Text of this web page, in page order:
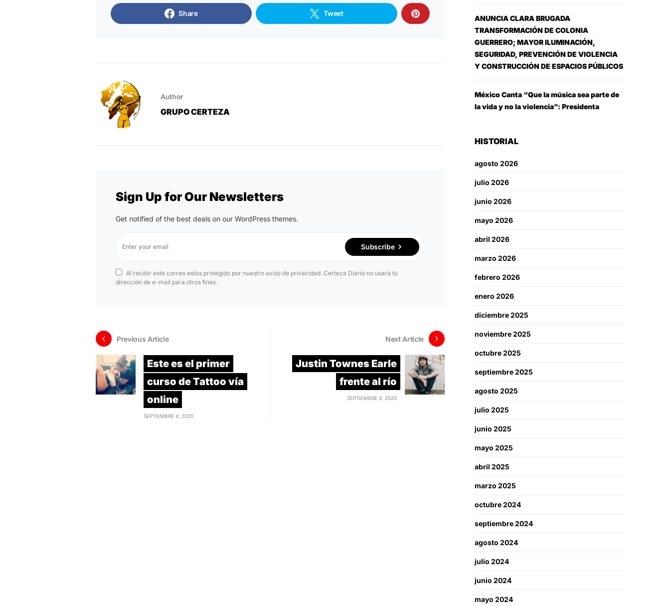
Share Tweet
Author
GRUPO CERTEZA
Sign Up for Our Newsletters
Get notified of the best deals on our WordPress themes.
Subscribe
Al recibir este correo estás protegido por nuestro aviso de privacidad. Certeza Diario no usará tu
dirección de e-mail para otros fines.
Previous Article
Este es el primer
curso de Tattoo vía
online
SEPTIEMBRE 4, 2020
Next Article
Justin Townes Earle
frente al río
SEPTIEMBRE 4, 2020
ANUNCIA CLARA BRUGADA
TRANSFORMACIÓN DE COLONIA
GUERRERO; MAYOR ILUMINACIÓN,
SEGURIDAD, PREVENCIÓN DE VIOLENCIA
Y CONSTRUCCIÓN DE ESPACIOS PÚBLICOS
México Canta “Que la música sea parte de
la vida y no la violencia”: Presidenta
HISTORIAL
agosto 2026
julio 2026
junio 2026
mayo 2026
abril 2026
marzo 2026
febrero 2026
enero 2026
diciembre 2025
noviembre 2025
octubre 2025
septiembre 2025
agosto 2025
julio 2025
junio 2025
mayo 2025
abril 2025
marzo 2025
octubre 2024
septiembre 2024
agosto 2024
julio 2024
junio 2024
mayo 2024